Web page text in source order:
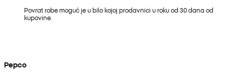
Povrat robe moguć je u bilo kojoj prodavnici u roku od 30 dana od
kupovine.
Pepco